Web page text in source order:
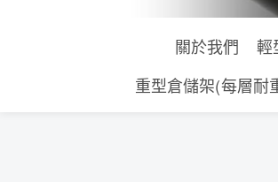
關於我們 輕
重型倉儲架(每層耐